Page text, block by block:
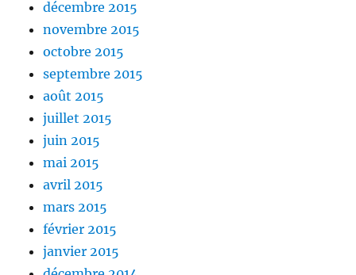
décembre 2015
novembre 2015
octobre 2015
septembre 2015
août 2015
juillet 2015
juin 2015
mai 2015
avril 2015
mars 2015
février 2015
janvier 2015